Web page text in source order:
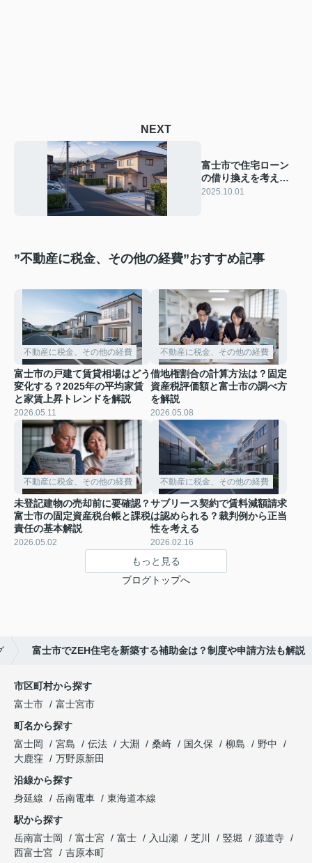
NEXT
富士市で住宅ローン
の借り換えを考える
理由は？金利や制度
2025.10.01
”不動産に税金、その他の経費”おすすめ記事
不動産に税金、その他の経費
富士市の戸建て賃貸相場はどう
変化する？2025年の平均家賃
と家賃上昇トレンドを解説
2026.05.11
不動産に税金、その他の経費
借地権割合の計算方法は？固定
資産税評価額と富士市の調べ方
を解説
2026.05.08
不動産に税金、その他の経費
未登記建物の売却前に要確認？
富士市の固定資産税台帳と課税
責任の基本解説
2026.05.02
不動産に税金、その他の経費
サブリース契約で賃料減額請求
は認められる？裁判例から正当
性を考える
2026.02.16
もっと見る
ブログトップへ
富士市でZEH住宅を新築する補助金は？制度や申請方法も解説
市区町村から探す
富士市
富士宮市
町名から探す
富士岡
宮島 伝法 大淵 桑崎 国久保 柳島
野中
大鹿窪
万野原新田
沿線から探す
身延線
岳南電車
東海道本線
駅から探す
岳南富士岡
富士宮 富士 入山瀬 芝川 竪堀
源道寺
西富士宮
吉原本町